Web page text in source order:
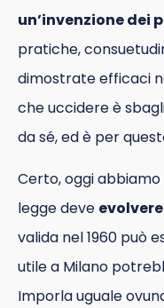
un’invenzione dei
pratiche,
dimostrate efficaci
che uccidere è
da sé, ed è per
Certo, oggi
legge deve
valida nel 1960 può
utile a Milano
Imporla uguale